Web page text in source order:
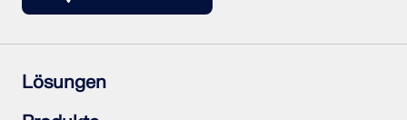
Lösungen
Stahlbetonbau